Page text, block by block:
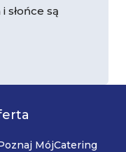
są
MójCatering